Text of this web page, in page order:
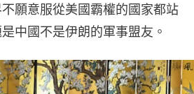
願意服從美國霸權的國家都站
中國不是伊朗的軍事盟友。